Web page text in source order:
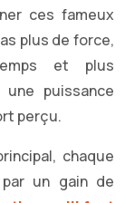
ces fameux
plus de force,
et plus
puissance
perçu.
chaque
un gain de